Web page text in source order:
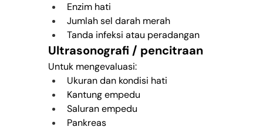
Enzim hati
Jumlah sel darah merah
Tanda infeksi atau peradangan
Ultrasonografi / pencitraan
Untuk mengevaluasi:
Ukuran dan kondisi hati
Kantung empedu
Saluran empedu
Pankreas